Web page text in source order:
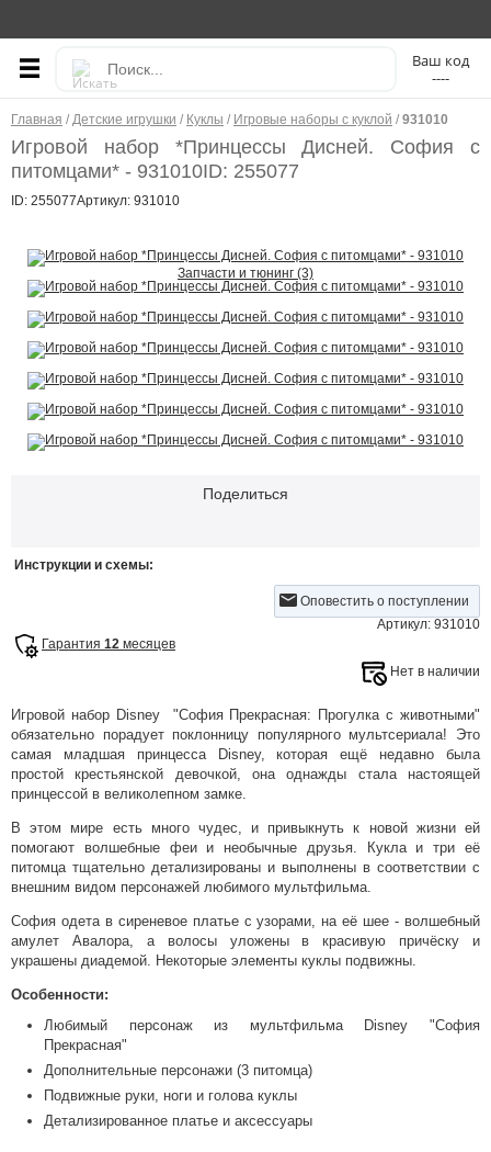
----
Главная / Детские игрушки / Куклы / Игровые наборы с куклой / 931010
Игровой набор *Принцессы Дисней. София с
питомцами* - 931010ID: 255077
ID: 255077Артикул: 931010
Запчасти и тюнинг (3)
Поделиться
Инструкции и схемы:
Оповестить о поступлении
Артикул: 931010
Гарантия 12 месяцев
Нет в наличии
Игровой набор Disney "София Прекрасная: Прогулка с животными"
обязательно порадует поклонницу популярного мультсериала! Это
самая младшая принцесса Disney, которая ещё недавно была
простой крестьянской девочкой, она однажды стала настоящей
принцессой в великолепном замке.
В этом мире есть много чудес, и привыкнуть к новой жизни ей
помогают волшебные феи и необычные друзья. Кукла и три её
питомца тщательно детализированы и выполнены в соответствии с
внешним видом персонажей любимого мультфильма.
София одета в сиреневое платье с узорами, на её шее - волшебный
амулет Авалора, а волосы уложены в красивую причёску и
украшены диадемой. Некоторые элементы куклы подвижны.
Особенности:
Любимый персонаж из мультфильма Disney "София
Прекрасная"
Дополнительные персонажи (3 питомца)
Подвижные руки, ноги и голова куклы
Детализированное платье и аксессуары